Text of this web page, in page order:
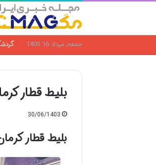
جمعه, مرداد 16 1405
بلیط قطار
30/06/1403
بلیط قطار